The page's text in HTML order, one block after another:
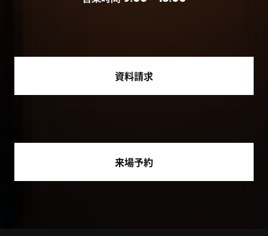
資料請求
来場予約